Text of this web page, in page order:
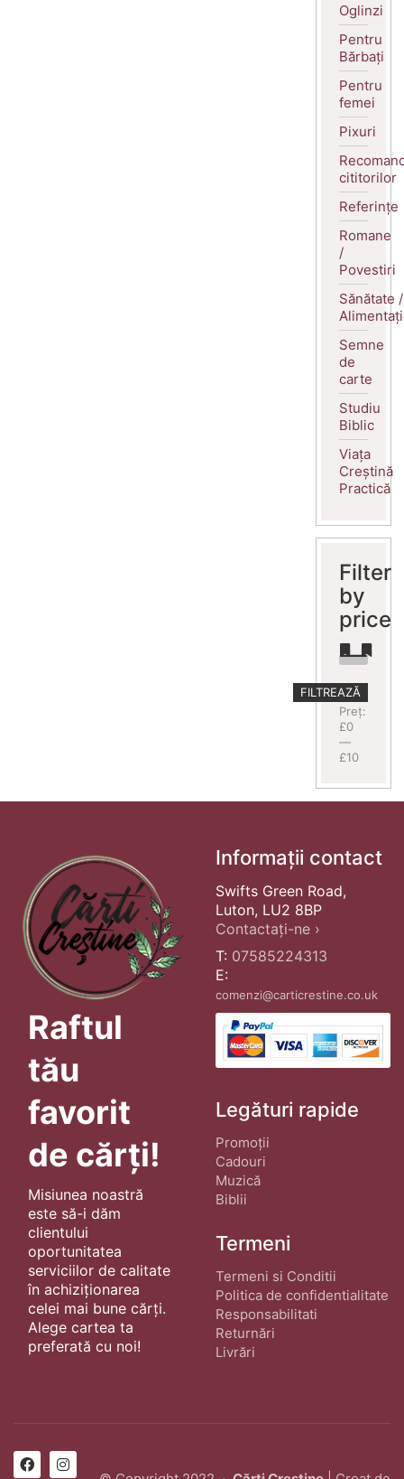
Oglinzi
Pentru
Bărbați
Pentru
femei
Pixuri
cititorilor
Referințe
Romane
/
Povestiri
Sănătate /
Semne
de
carte
Studiu
Biblic
Viața
Creștină
Practică
Filter
by
price
Preț
minim
Preț
maxim
FILTREAZĂ
Preț:
£0
—
£10
Raftul
tău
favorit
de cărți!
Misiunea noastră
este să-i dăm
clientului
oportunitatea
serviciilor de calitate
în achiziționarea
celei mai bune cărți.
Alege cartea ta
preferată cu noi!
Informații contact
Swifts Green Road,
Luton, LU2 8BP
Contactați-ne ›
T: 07585224313
E:
comenzi@carticrestine.co.uk
Legături rapide
Promoții
Cadouri
Muzică
Biblii
Termeni
Termeni si Conditii
Politica de confidentialitate
Responsabilitati
Returnări
Livrări